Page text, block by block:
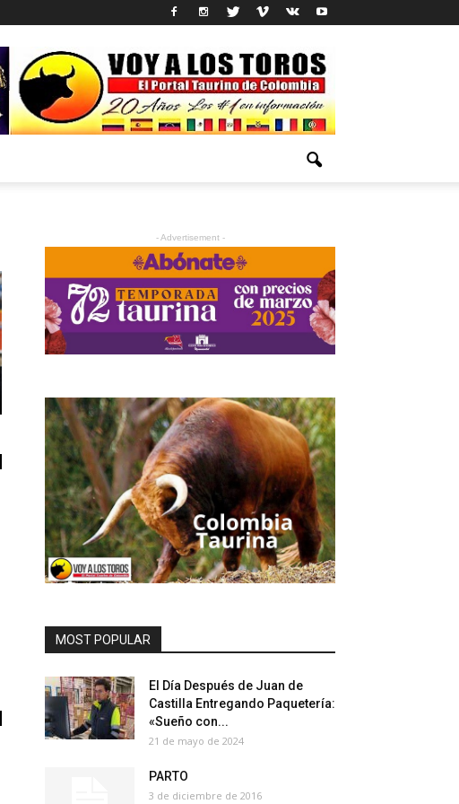
- Advertisement -
MOST POPULAR
El Día Después de Juan de
Castilla Entregando Paquetería:
«Sueño con...
21 de mayo de 2024
PARTO
3 de diciembre de 2016